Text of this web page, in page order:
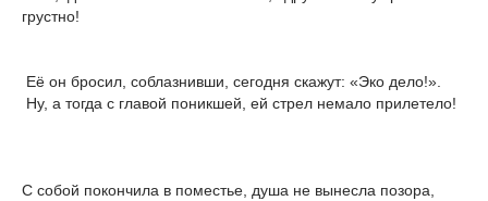
грустно!
Её он бросил, соблазнивши, сегодня скажут: «Эко дело!».
Ну, а тогда с главой поникшей, ей стрел немало прилетело!
С собой покончила в поместье, душа не вынесла позора,